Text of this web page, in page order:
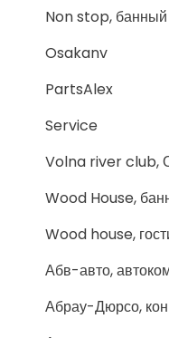
Non stop, банный
Osakanv
PartsAlex
Service
Volna river club,
Wood House,
Wood house,
Абв-авто,
Абрау-Дюрсо,